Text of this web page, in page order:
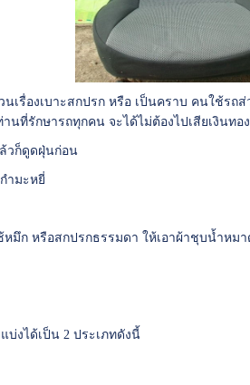
เรื่องเบาะสกปรก หรือ เป็นคราบ คนใช้รถ
นที่รักษารถทุกคน จะได้ไม่ต้องไปเสียเงินทอ
วก็ดูดฝุ่นก่อน
ำมะหยี่
มึก หรือสกปรกธรรมดา ให้เอาผ้าชุบน้ำหม
บ่งได้เป็น 2 ประเภทดังนี้